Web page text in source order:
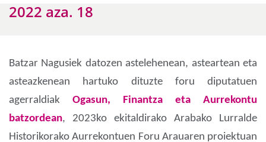
2022 aza. 18
Batzar Nagusiek datozen astelehenean, asteartean eta
asteazkenean hartuko dituzte foru diputatuen
agerraldiak Ogasun, Finantza eta Aurrekontu
batzordean, 2023ko ekitaldirako Arabako Lurralde
Historikorako Aurrekontuen Foru Arauaren proiektuan